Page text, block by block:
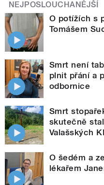
NEJPOSLOUCHANĚJŠÍ
O potížích s
Tomášem
Smrt není
plnit přání a
odbornice
Smrt
skutečně
Valašských
O šedém a
lékařem